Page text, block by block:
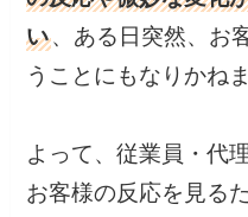
い、ある日突然、お
うことにもなりかね
よって、従業員・代
お客様の反応を見る